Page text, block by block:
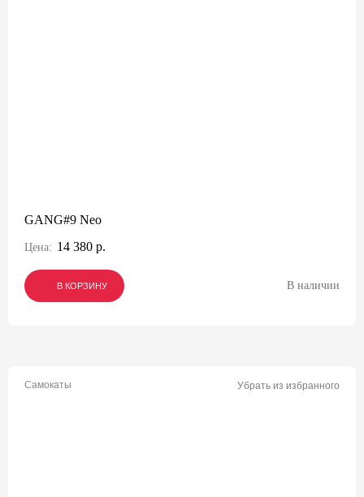
GANG#9 Neo
Цена: 14 380 р.
В КОРЗИНУ
В КОРЗИНУ
В КОРЗИНУ В наличии
Самокаты Убрать из избранного